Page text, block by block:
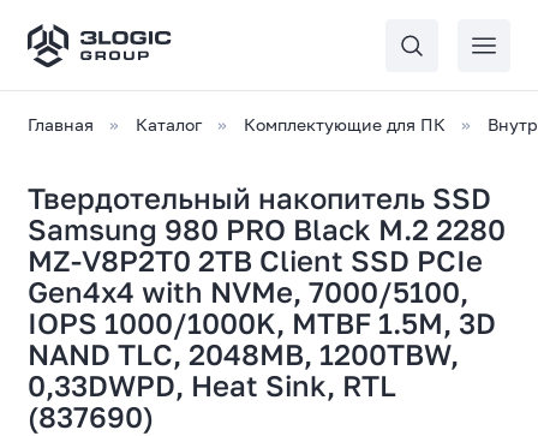
Главная Каталог Комплектующие для ПК
Твердотельный накопитель SSD
Samsung 980 PRO Black M.2 2280
MZ-V8P2T0 2TB Client SSD PCIe
Gen4x4 with NVMe, 7000/5100,
IOPS 1000/1000K, MTBF 1.5M, 3D
NAND TLC, 2048MB, 1200TBW,
0,33DWPD, Heat Sink, RTL
(837690)